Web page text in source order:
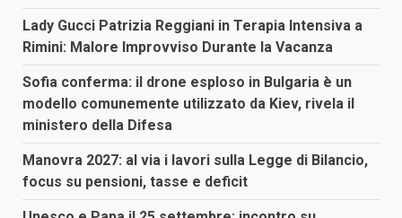
Lady Gucci Patrizia Reggiani in Terapia Intensiva a
Rimini: Malore Improvviso Durante la Vacanza
Sofia conferma: il drone esploso in Bulgaria è un
modello comunemente utilizzato da Kiev, rivela il
ministero della Difesa
Manovra 2027: al via i lavori sulla Legge di Bilancio,
focus su pensioni, tasse e deficit